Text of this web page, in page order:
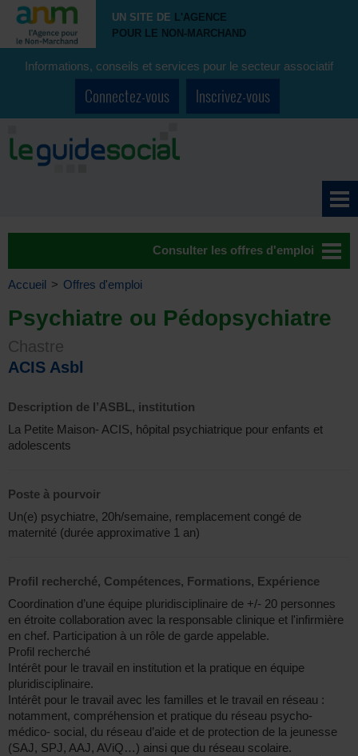
UN SITE DE L'AGENCE
POUR LE NON-MARCHAND
Informations, conseils et services pour le secteur associatif
Connectez-vous Inscrivez-vous
Consulter les offres d'emploi
Accueil > Offres d'emploi
Psychiatre ou Pédopsychiatre
Chastre
ACIS Asbl
Description de l’ASBL, institution
La Petite Maison- ACIS, hôpital psychiatrique pour enfants et
adolescents
Poste à pourvoir
Un(e) psychiatre, 20h/semaine, remplacement congé de
maternité (durée approximative 1 an)
Profil recherché, Compétences, Formations, Expérience
Coordination d’une équipe pluridisciplinaire de +/- 20 personnes
en étroite collaboration avec la responsable clinique et l'infirmière
en chef. Participation à un rôle de garde appelable.
Profil recherché
Intérêt pour le travail en institution et la pratique en équipe
pluridisciplinaire.
Intérêt pour le travail avec les familles et le travail en réseau :
notamment, compréhension et pratique du réseau psycho-
médico- social, du réseau d’aide et de protection de la jeunesse
(SAJ, SPJ, AAJ, AViQ…) ainsi que du réseau scolaire.